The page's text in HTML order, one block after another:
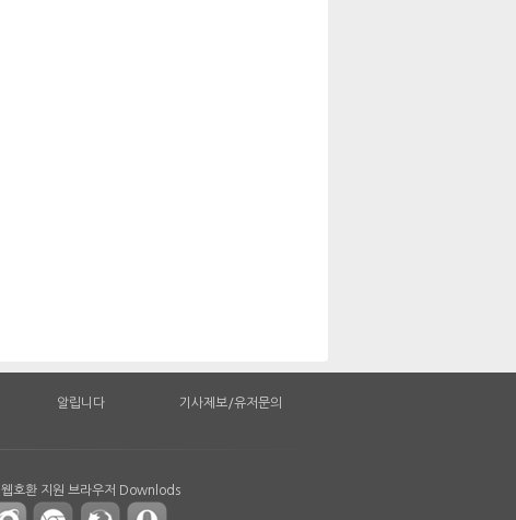
알립니다 기사제보/유저문의
웹호환 지원 브라우저 Downlods